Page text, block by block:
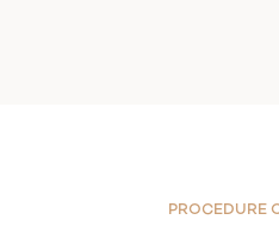
PROCEDURE